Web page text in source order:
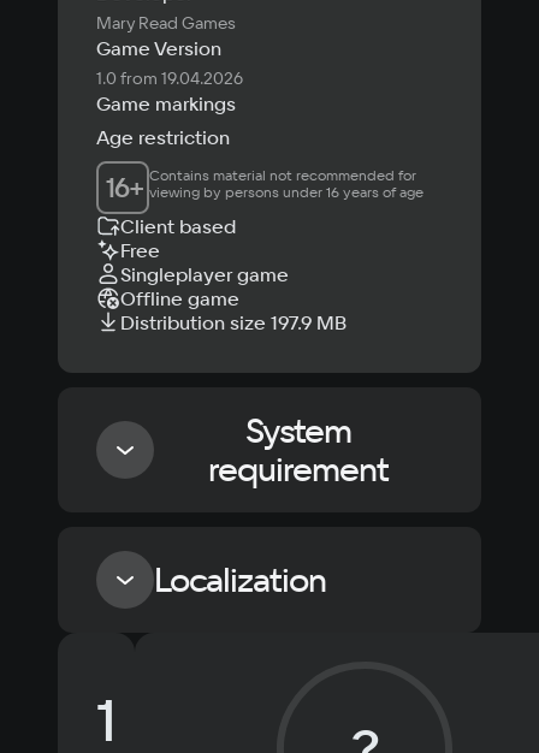
Mary Read Games
Game Version
1.0 from 19.04.2026
Game markings
Age restriction
16+ Contains material not recommended for
viewing by persons under 16 years of age
Client based
Free
Singleplayer game
Offline game
Distribution size 197.9 MB
System
requirement
Minimum
Intel Core 2 Duo E4400 @ 2.00GHz
Localization
1